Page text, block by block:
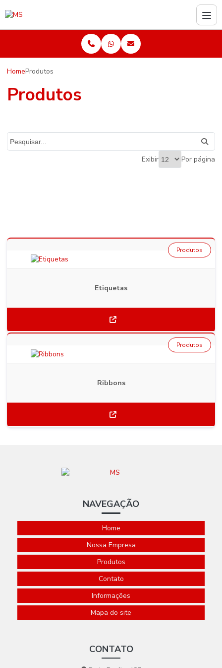
HomeProdutos
Produtos
Exibir Por página
Etiquetas
Produtos
Ribbons
Produtos
NAVEGAÇÃO
Home
Nossa Empresa
Produtos
Contato
Informações
Mapa do site
CONTATO